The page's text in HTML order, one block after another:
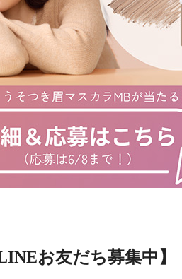
LINEお友だち募集中】